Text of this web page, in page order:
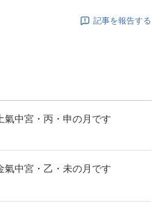
記事を報告する
中宮・丙・申の月です
氣中宮・乙・未の月です